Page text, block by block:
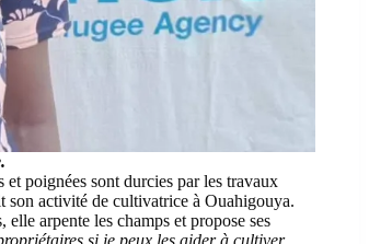
poignées sont durcies par les travaux
son activité de cultivatrice à Ouahigouya.
elle arpente les champs et propose ses
si je peux les aider à cultiver.